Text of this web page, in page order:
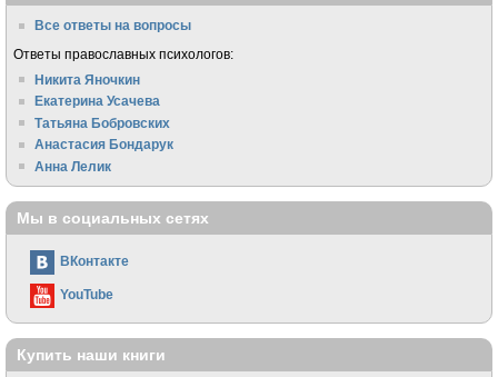
Все ответы на вопросы
Ответы православных психологов:
Никита Яночкин
Екатерина Усачева
Татьяна Бобровских
Анастасия Бондарук
Анна Лелик
Мы в социальных сетях
ВКонтакте
YouTube
Купить наши книги